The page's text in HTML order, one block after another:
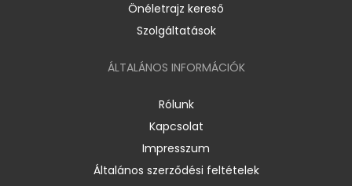
Önéletrajz kereső
Szolgáltatások
ÁLTALÁNOS INFORMÁCIÓK
Rólunk
Kapcsolat
Impresszum
Általános szerződési feltételek